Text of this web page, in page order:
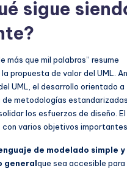
sigue
más que mil palabras” resume
propuesta de valor del UML.
UML, el desarrollo orientado a
metodologías
los esfuerzos de diseño. El
varios objetivos
de modelado simple y
generalque sea accesible